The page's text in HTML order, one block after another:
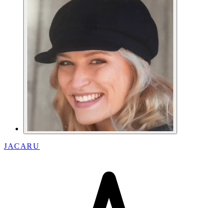
JACARU